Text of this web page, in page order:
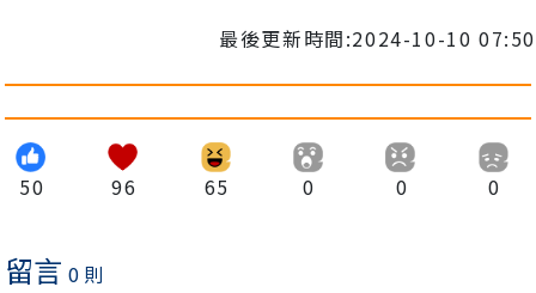
最後更新時間:2024-10-10 07:50
50 96 65 0 0 0